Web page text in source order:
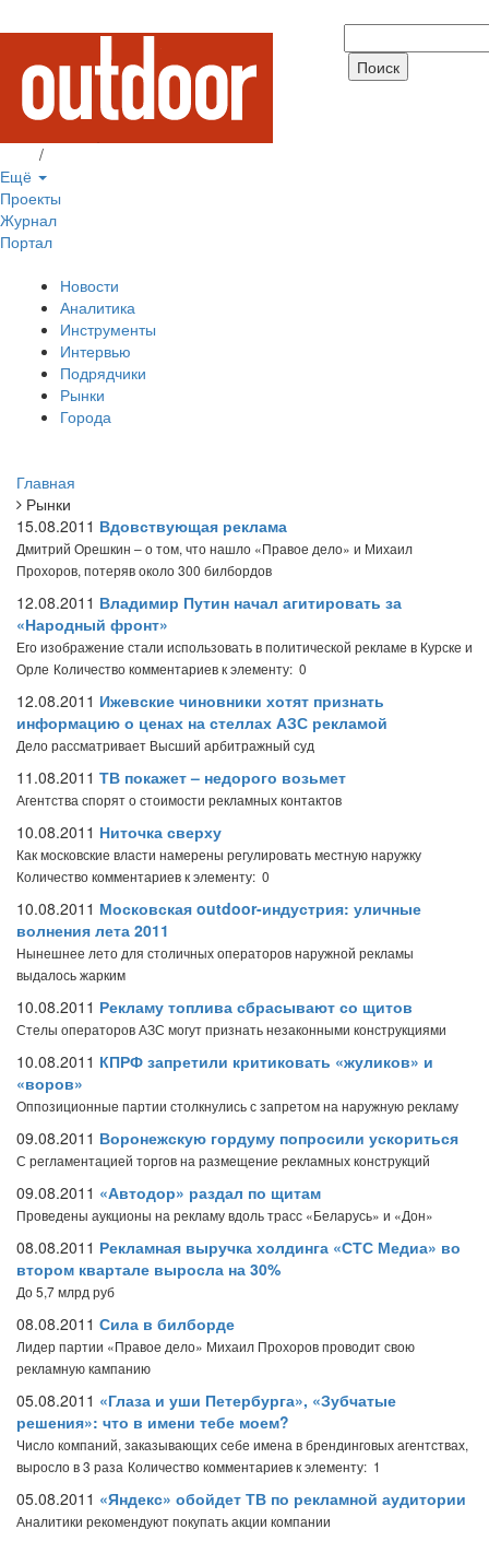
/
Ещё
Проекты
Журнал
Портал
Новости
Аналитика
Инструменты
Интервью
Подрядчики
Рынки
Города
Главная
Рынки
15.08.2011 Вдовствующая реклама
Дмитрий Орешкин – о том, что нашло «Правое дело» и Михаил
Прохоров, потеряв около 300 билбордов
12.08.2011 Владимир Путин начал агитировать за
«Народный фронт»
Его изображение стали использовать в политической рекламе в Курске и
Орле Количество комментариев к элементу: 0
12.08.2011 Ижевские чиновники хотят признать
информацию о ценах на стеллах АЗС рекламой
Дело рассматривает Высший арбитражный суд
11.08.2011 ТВ покажет – недорого возьмет
Агентства спорят о стоимости рекламных контактов
10.08.2011 Ниточка сверху
Как московские власти намерены регулировать местную наружку
Количество комментариев к элементу: 0
10.08.2011 Московская outdoor-индустрия: уличные
волнения лета 2011
Нынешнее лето для столичных операторов наружной рекламы
выдалось жарким
10.08.2011 Рекламу топлива сбрасывают со щитов
Стелы операторов АЗС могут признать незаконными конструкциями
10.08.2011 КПРФ запретили критиковать «жуликов» и
«воров»
Оппозиционные партии столкнулись с запретом на наружную рекламу
09.08.2011 Воронежскую гордуму попросили ускориться
С регламентацией торгов на размещение рекламных конструкций
09.08.2011 «Автодор» раздал по щитам
Проведены аукционы на рекламу вдоль трасс «Беларусь» и «Дон»
08.08.2011 Рекламная выручка холдинга «СТС Медиа» во
втором квартале выросла на 30%
До 5,7 млрд руб
08.08.2011 Сила в билборде
Лидер партии «Правое дело» Михаил Прохоров проводит свою
рекламную кампанию
05.08.2011 «Глаза и уши Петербурга», «Зубчатые
решения»: что в имени тебе моем?
Число компаний, заказывающих себе имена в брендинговых агентствах,
выросло в 3 раза Количество комментариев к элементу: 1
05.08.2011 «Яндекс» обойдет ТВ по рекламной аудитории
Аналитики рекомендуют покупать акции компании